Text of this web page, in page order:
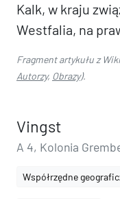
Kalk, w kraju
Westfalia, na
Fragment artykułu z
Autorzy, Obrazy).
Vingst
A 4, Kolonia
Współrzędne